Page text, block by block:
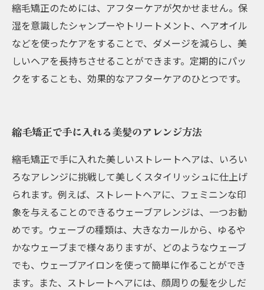
縮毛矯正のためには、アフターケアが欠かせません。保
湿を意識したシャンプーやトリートメント、ヘアオイル
などを使ったケアをすることで、ダメージを減らし、美
しいヘアを長持ちさせることができます。定期的にパッ
クをすることも、効果的なアフターケアのひとつです。
縮毛矯正で手に入れる美髪のアレンジ方法
縮毛矯正で手に入れた美しいストレートヘアは、いろい
ろなアレンジに挑戦して美しくスタイリッシュに仕上げ
られます。例えば、ストレートヘアに、フェミニンな印
象を与えることのできるウェーブアレンジは、一つお勧
めです。ウェーブの種類は、大きなカールから、ゆるや
かなウェーブまで様々ありますが、どのようなウェーブ
でも、ウェーブアイロンを使って簡単に作ることができ
ます。また、ストレートヘアには、顔周りの髪を少しだ